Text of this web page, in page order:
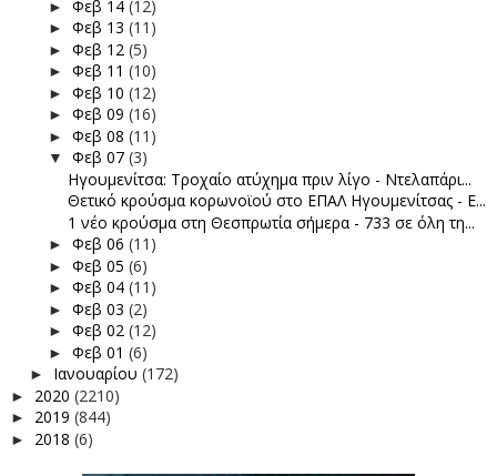
► Φεβ 14 (12)
► Φεβ 13 (11)
► Φεβ 12 (5)
► Φεβ 11 (10)
► Φεβ 10 (12)
► Φεβ 09 (16)
► Φεβ 08 (11)
▼ Φεβ 07 (3)
Ηγουμενίτσα: Τροχαίο ατύχημα πριν λίγο - Ντελαπάρι...
Θετικό κρούσμα κορωνοϊού στο ΕΠΑΛ Ηγουμενίτσας - Ε...
1 νέο κρούσμα στη Θεσπρωτία σήμερα - 733 σε όλη τη...
► Φεβ 06 (11)
► Φεβ 05 (6)
► Φεβ 04 (11)
► Φεβ 03 (2)
► Φεβ 02 (12)
► Φεβ 01 (6)
► Ιανουαρίου (172)
► 2020 (2210)
► 2019 (844)
► 2018 (6)